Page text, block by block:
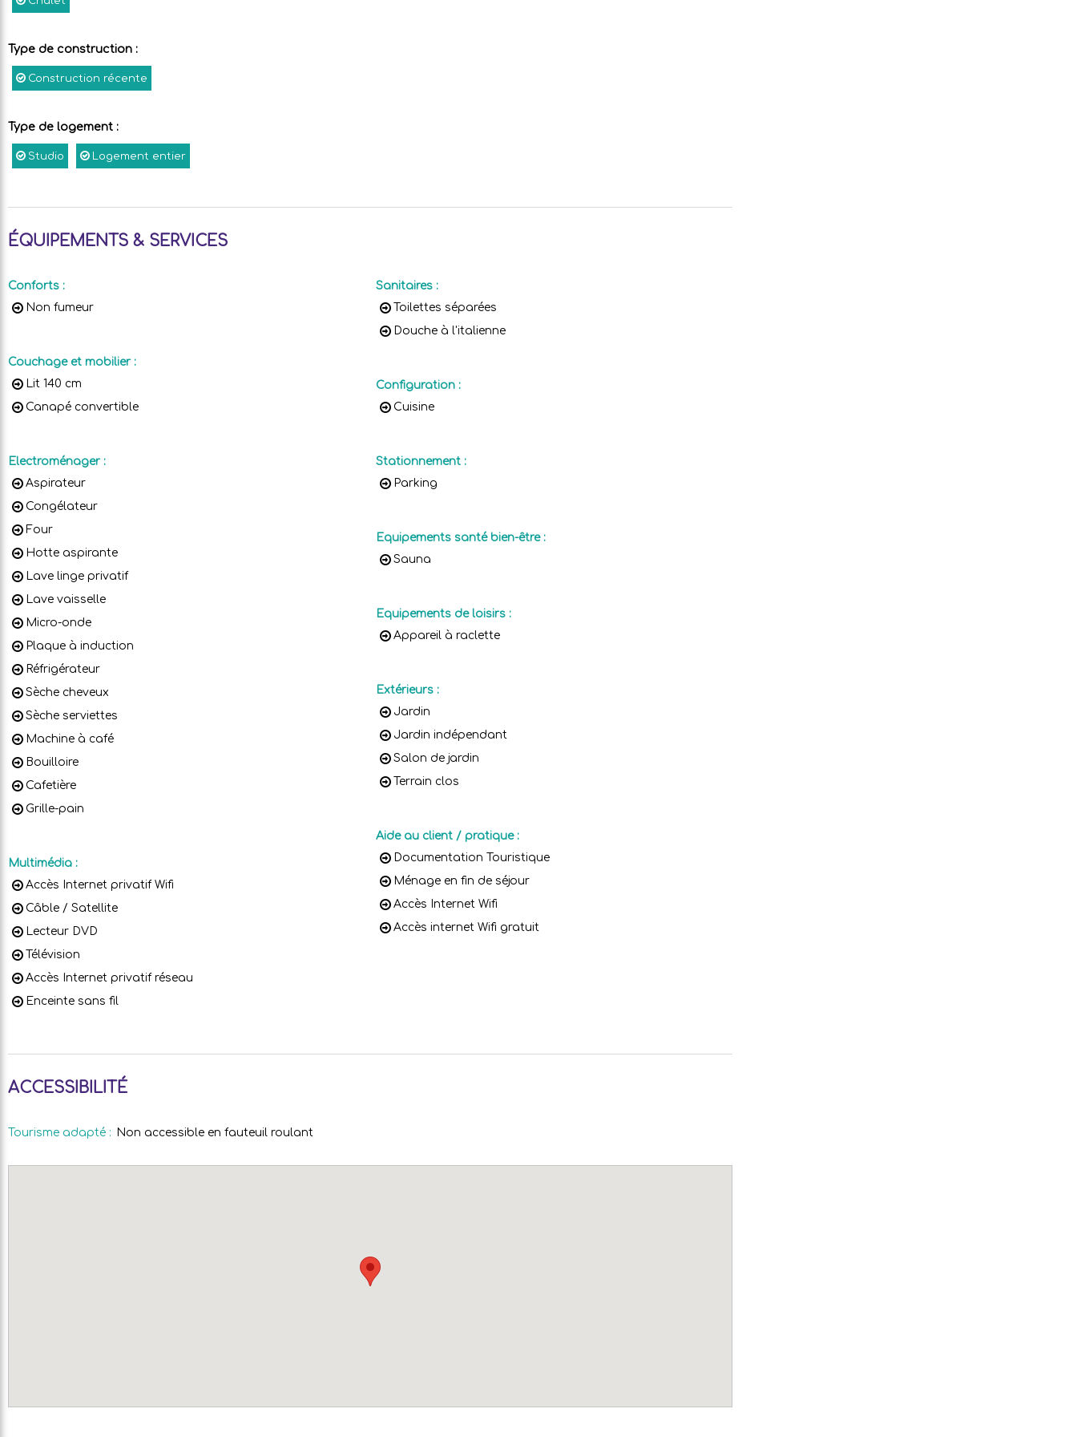
Type de construction :
Construction récente
Type de logement :
Studio Logement entier
ÉQUIPEMENTS & SERVICES
Conforts :
Non fumeur
Couchage et mobilier :
Lit 140 cm
Canapé convertible
Electroménager :
Aspirateur
Congélateur
Four
Hotte aspirante
Lave linge privatif
Lave vaisselle
Micro-onde
Plaque à induction
Réfrigérateur
Sèche cheveux
Sèche serviettes
Machine à café
Bouilloire
Cafetière
Grille-pain
Multimédia :
Accès Internet privatif Wifi
Câble / Satellite
Lecteur DVD
Télévision
Accès Internet privatif réseau
Enceinte sans fil
Sanitaires :
Toilettes séparées
Douche à l'italienne
Configuration :
Cuisine
Stationnement :
Parking
Equipements santé bien-être :
Sauna
Equipements de loisirs :
Appareil à raclette
Extérieurs :
Jardin
Jardin indépendant
Salon de jardin
Terrain clos
Aide au client / pratique :
Documentation Touristique
Ménage en fin de séjour
Accès Internet Wifi
Accès internet Wifi gratuit
ACCESSIBILITÉ
Tourisme adapté : Non accessible en fauteuil roulant